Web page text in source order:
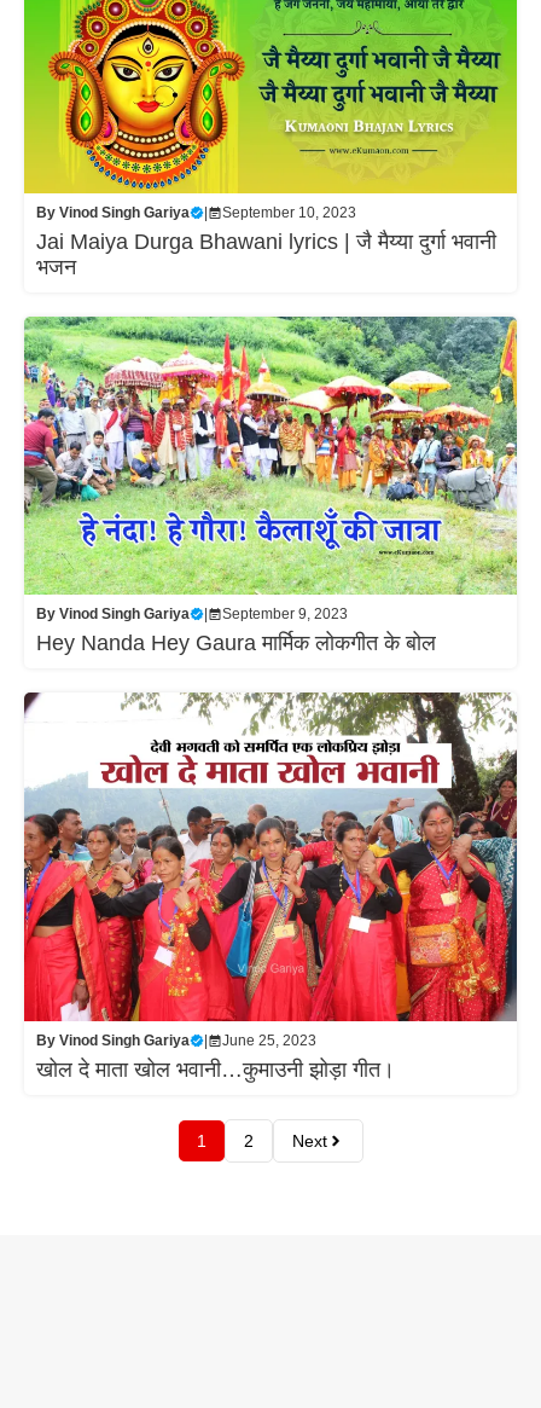
By Vinod Singh Gariya September 10, 2023
Jai Maiya Durga Bhawani lyrics | जै मैय्या दुर्गा भवानी
भजन
By Vinod Singh Gariya | September 9, 2023
Hey Nanda Hey Gaura मार्मिक लोकगीत के बोल
By Vinod Singh Gariya | June 25, 2023
खोल दे माता खोल भवानी…कुमाउनी झोड़ा गीत।
1 2 Next